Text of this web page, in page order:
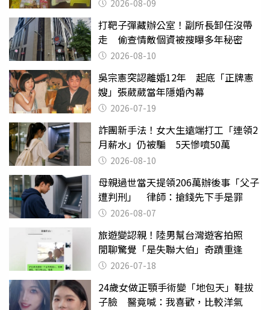
2026-08-09
打靶子彈藏辦公室！副所長卸任沒帶
走 偷查情敵個資被搜曝多年秘密
2026-08-10
吳宗憲突認離婚12年 起底「正牌憲
嫂」張葳葳當年隱婚內幕
2026-07-19
詐團新手法！女大生遠端打工「連領2
月薪水」仍被騙 5天慘噴50萬
2026-08-10
母親過世當天提領206萬辦後事「父子
遭判刑」 律師：搶錢先下手是罪
2026-08-07
旅遊變認親！陸男幫台灣遊客拍照
閒聊驚覺「是失聯大伯」奇蹟重逢
2026-07-18
24歲女做正顎手術變「地包天」鞋拔
子臉 醫竟喊：我喜歡，比較洋氣